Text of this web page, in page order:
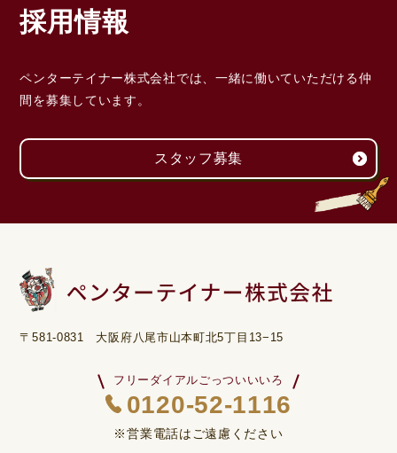
採用情報
ペンターテイナー株式会社では、一緒に働いていただける仲
間を募集しています。
スタッフ募集
〒581-0831 大阪府八尾市山本町北5丁目13−15
フリーダイアルごっついいいろ
0120-52-1116
※営業電話はご遠慮ください